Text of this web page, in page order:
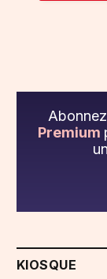
Premium
KIOSQUE